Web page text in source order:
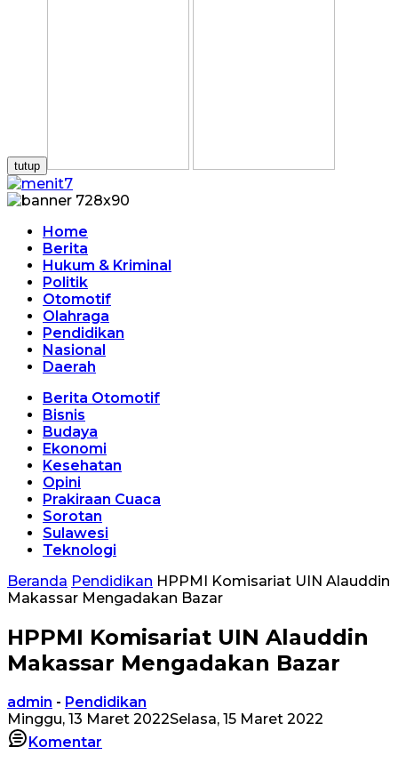
tutup
Home
Berita
Hukum & Kriminal
Politik
Otomotif
Olahraga
Pendidikan
Nasional
Daerah
Berita Otomotif
Bisnis
Budaya
Ekonomi
Kesehatan
Opini
Prakiraan Cuaca
Sorotan
Sulawesi
Teknologi
Beranda Pendidikan HPPMI Komisariat UIN Alauddin
Makassar Mengadakan Bazar
HPPMI Komisariat UIN Alauddin
Makassar Mengadakan Bazar
admin - Pendidikan
Minggu, 13 Maret 2022Selasa, 15 Maret 2022
Komentar